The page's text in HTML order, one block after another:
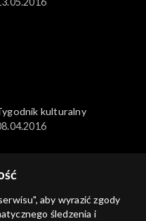
kulturalny
aby wyrazić zgody
śledzenia i